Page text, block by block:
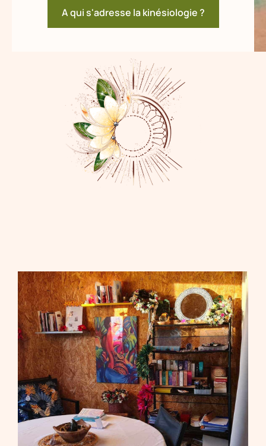
A qui s'adresse la kinésiologie ?